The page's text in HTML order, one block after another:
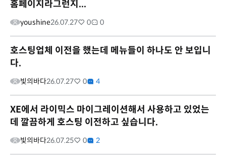
홈페이지라그런지...
youshine26.07.27 0 0
호스팅업체 이전을 했는데 메뉴들이 하나도 안 보입니
다.
빛의바다26.07.27 0 4
XE에서 라이믹스 마이그레이션해서 사용하고 있었는
데 깔끔하게 호스팅 이전하고 싶습니다.
빛의바다26.07.25 0 2